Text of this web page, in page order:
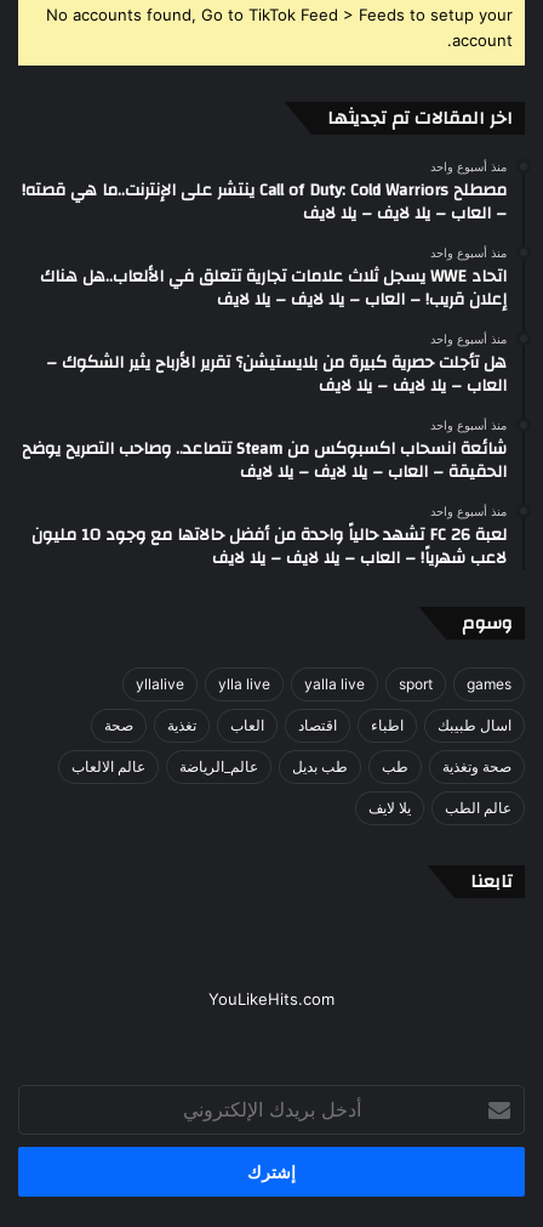
No accounts found, Go to TikTok Feed > Feeds to setup your
account.
اخر المقالات تم تجديثها
منذ أسبوع واحد
مصطلح Call of Duty: Cold Warriors ينتشر على الإنترنت..ما هي قصته!
– العاب – يلا لايف – يلا لايف
منذ أسبوع واحد
اتحاد WWE يسجل ثلاث علامات تجارية تتعلق في الألعاب..هل هناك
إعلان قريب! – العاب – يلا لايف – يلا لايف
منذ أسبوع واحد
هل تأجلت حصرية كبيرة من بلايستيشن؟ تقرير الأرباح يثير الشكوك –
العاب – يلا لايف – يلا لايف
منذ أسبوع واحد
شائعة انسحاب اكسبوكس من Steam تتصاعد.. وصاحب التصريح يوضح
الحقيقة – العاب – يلا لايف – يلا لايف
منذ أسبوع واحد
لعبة FC 26 تشهد حالياً واحدة من أفضل حالاتها مع وجود 10 مليون
لاعب شهرياً! – العاب – يلا لايف – يلا لايف
وسوم
games
sport
yalla live
ylla live
yllalive
اسال طبيبك اطباء اقتصاد العاب تغذية صحة
صحة وتغذية طب طب بديل عالم_الرياضة عالم الالعاب
عالم الطب يلا لايف
تابعنا
YouLikeHits.com
بريدك
الإلكتروني